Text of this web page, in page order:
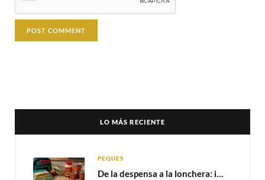
LO MÁS RECIENTE
PEQUES
De la despensa a la lonchera: ideas rápidas para el regreso a clases